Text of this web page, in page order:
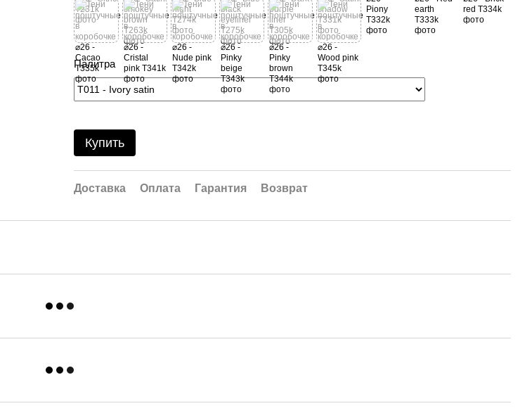
Палитра
Купить
Доставка Оплата Гарантия Возврат